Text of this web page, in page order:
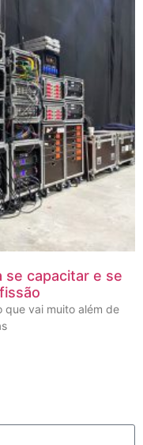
se capacitar e se
que vai muito além de